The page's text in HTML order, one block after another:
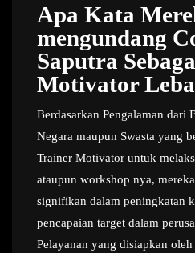
Apa Kata
mengundang
Saputra
Motivator
Berdasarkan Pengalaman dari
Negara maupun Swasta yang
Trainer Motivator untuk
ataupun workshop nya,
signifikan dalam peningkatan
pencapaian target dalam
Pelayanan yang disiapkan